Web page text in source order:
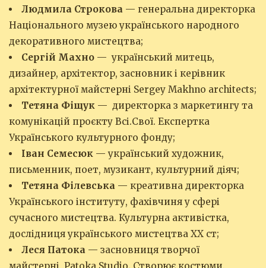
Людмила Строкова — генеральна директорка
Національного музею українського народного
декоративного мистецтва;
Сергій Махно — український митець,
дизайнер, архітектор, засновник і керівник
архітектурної майстерні Sergey Маkhno architects;
Тетяна Фіщук — директорка з маркетингу та
комунікацій проєкту Всі.Свої. Експертка
Українського культурного фонду;
Іван Семесюк — український художник,
письменник, поет, музикант, культурний діяч;
Тетяна Філевська — креативна директорка
Українського інституту, фахівчиня у сфері
сучасного мистецтва. Культурна активістка,
дослідниця українського мистецтва ХХ ст;
Леся Патока — засновниця творчої